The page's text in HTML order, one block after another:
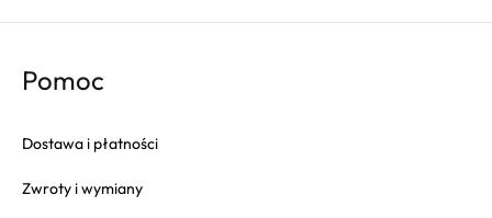
Pomoc
Dostawa i płatności
Zwroty i wymiany